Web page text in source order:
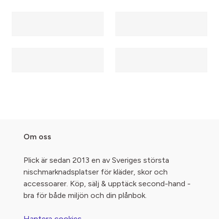
Om oss
Plick är sedan 2013 en av Sveriges största
nischmarknadsplatser för kläder, skor och
accessoarer. Köp, sälj & upptäck second-hand -
bra för både miljön och din plånbok.